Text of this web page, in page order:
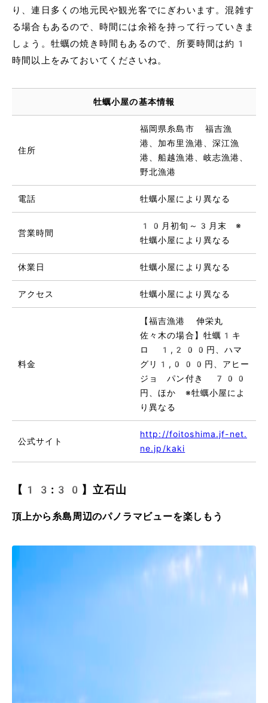
り、連日多くの地元民や観光客でにぎわいます。混雑す
る場合もあるので、時間には余裕を持って行っていきま
しょう。牡蠣の焼き時間もあるので、所要時間は約1
時間以上をみておいてくださいね。
牡蠣小屋の基本情報
住所
福岡県糸島市 福吉漁
港、加布里漁港、深江漁
港、船越漁港、岐志漁港、
野北漁港
電話 牡蠣小屋により異なる
営業時間
10月初旬～3月末 ※
牡蠣小屋により異なる
休業日 牡蠣小屋により異なる
アクセス 牡蠣小屋により異なる
料金
【福吉漁港 伸栄丸
佐々木の場合】牡蠣1キ
ロ 1,200円、ハマ
グリ1,000円、アヒー
ジョ パン付き 700
円、ほか ※牡蠣小屋によ
り異なる
公式サイト
http://foitoshima.jf-net.
ne.jp/kaki
【13:30】立石山
頂上から糸島周辺のパノラマビューを楽しもう